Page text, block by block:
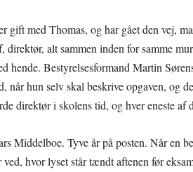
gift med Thomas, og har gået den vej,
direktør, alt sammen inden for samme
hende. Bestyrelsesformand Martin
når hun selv skal beskrive opgaven, og
direktør i skolens tid, og hver eneste
Middelboe. Tyve år på posten. Når en
ved, hvor lyset står tændt aftenen før